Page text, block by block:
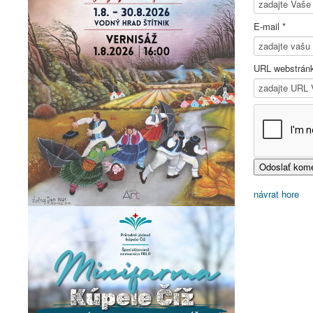
E-mail *
URL
návrat hore